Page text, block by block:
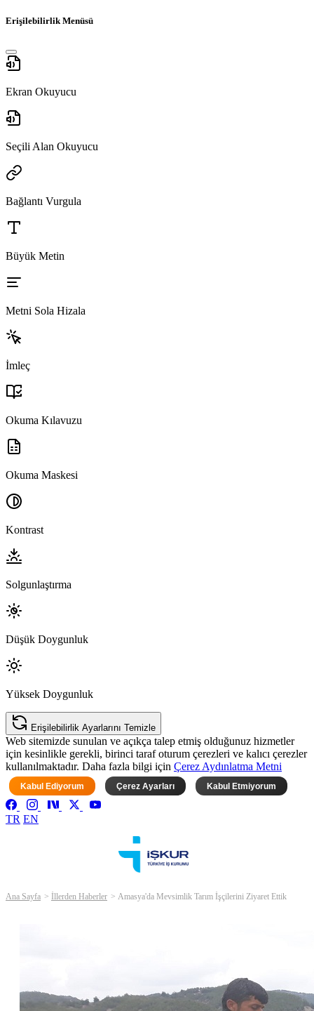
Erişilebilirlik Menüsü
Ekran Okuyucu
Seçili Alan Okuyucu
Bağlantı Vurgula
Büyük Metin
Metni Sola Hizala
İmleç
Okuma Kılavuzu
Okuma Maskesi
Kontrast
Solgunlaştırma
Düşük Doygunluk
Yüksek Doygunluk
Erişilebilirlik Ayarlarını Temizle
Web sitemizde sunulan ve açıkça talep etmiş olduğunuz hizmetler
için kesinlikle gerekli, birinci taraf oturum çerezleri ve kalıcı çerezler
kullanılmaktadır. Daha fazla bilgi için Çerez Aydınlatma Metni
Kabul Ediyorum Çerez Ayarları Kabul Etmiyorum
TR EN
Ana Sayfa İllerden Haberler Amasya'da Mevsimlik Tarım İşçilerini Ziyaret Ettik